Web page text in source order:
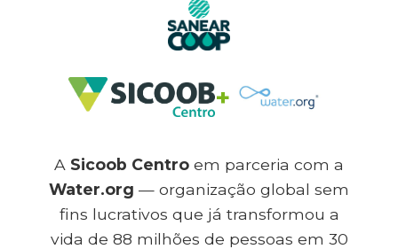
+
A Sicoob Centro em parceria com a
Water.org — organização global sem
fins lucrativos que já transformou a
vida de 88 milhões de pessoas em 30